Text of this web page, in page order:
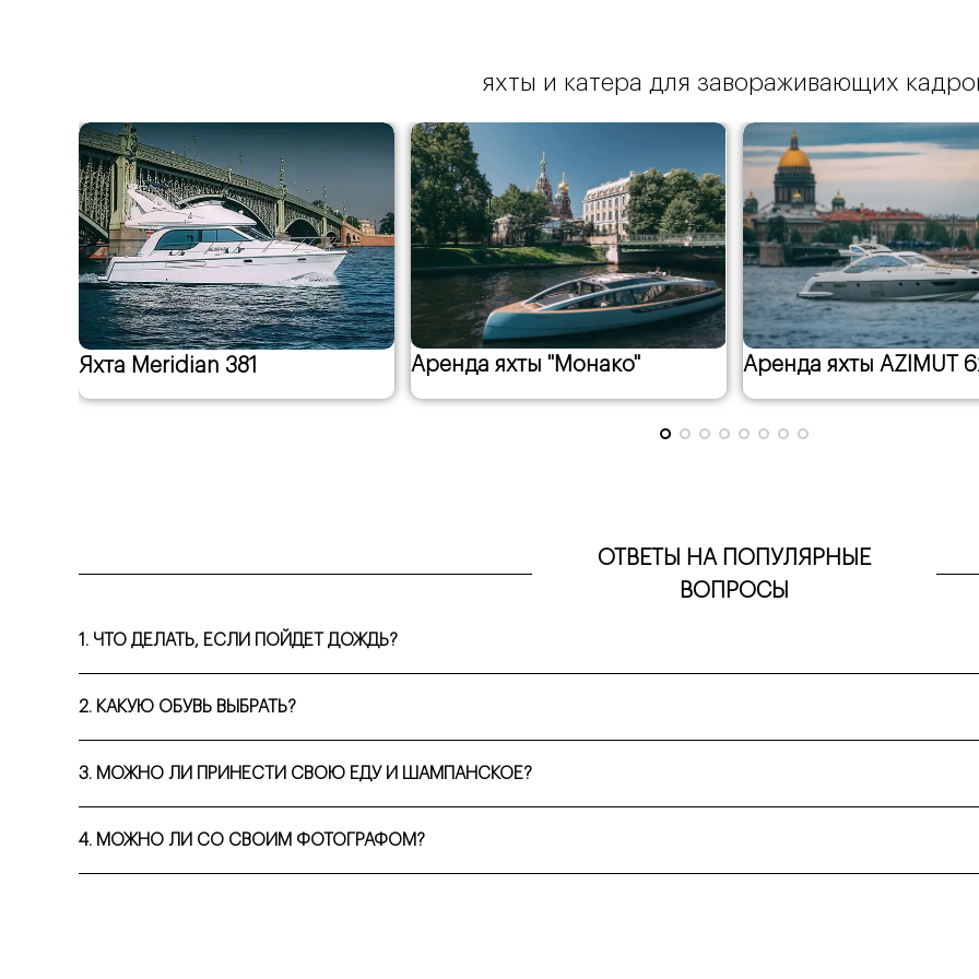
яхты и катера для завораживающих
Аренда яхты "Монако" Аренда яхты AZIMUT 62 Аренда яхты
ОТВЕТЫ НА ПОПУЛЯРНЫЕ
ВОПРОСЫ
1. ЧТО ДЕЛАТЬ, ЕСЛИ ПОЙДЕТ ДОЖДЬ?
2. КАКУЮ ОБУВЬ ВЫБРАТЬ?
3. МОЖНО ЛИ ПРИНЕСТИ СВОЮ ЕДУ И ШАМПАНСКОЕ?
4. МОЖНО ЛИ СО СВОИМ ФОТОГРАФОМ?
Реклама